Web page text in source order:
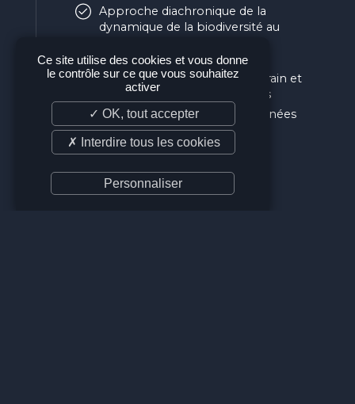
Approche diachronique de la
dynamique de la biodiversité au
taxonomique
Réaliser les inventaires de terrain et
les cartographies des habitats
Développer les bases de données
cartographiques dédiées
Ce site utilise des cookies et vous donne
le contrôle sur ce que vous souhaitez
activer
✓ OK, tout accepter
✗ Interdire tous les cookies
Personnaliser